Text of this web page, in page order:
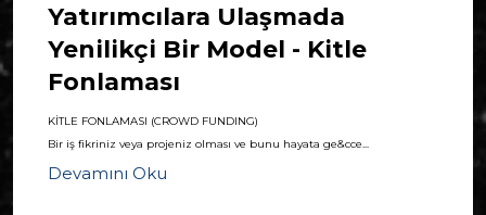
Yatırımcılara Ulaşmada
Yenilikçi Bir Model - Kitle
Fonlaması
KİTLE FONLAMASI (CROWD FUNDING)
Bir iş fikriniz veya projeniz olması ve bunu hayata ge&cce...
Devamını Oku